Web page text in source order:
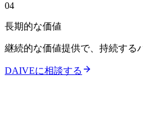
04
長期的な価値
継続的な価値提供で、持続する
DAIVEに相談する